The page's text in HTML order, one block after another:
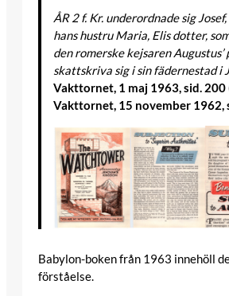
ÅR 2 f. Kr. underordnade sig
hans hustru Maria, Elis dotter,
den romerske kejsaren Augustus’
skattskriva sig i sin fädernestad i
Vakttornet, 1 maj 1963, sid. 200
Vakttornet, 15 november 1962,
Babylon-boken från 1963 innehöll
förståelse.